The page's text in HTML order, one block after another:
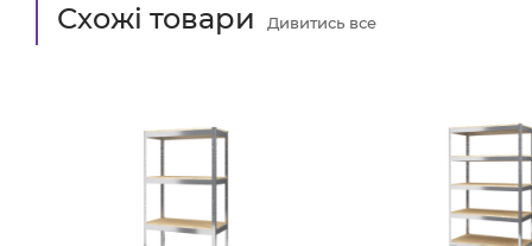
Схожі товари Дивитись все